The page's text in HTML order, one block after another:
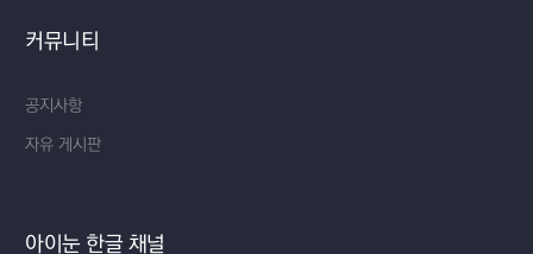
커뮤니티
공지사항
자유 게시판
아이눈 한글 채널